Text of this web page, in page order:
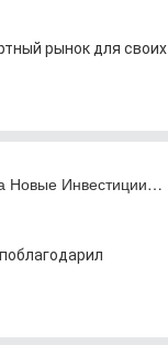
рынок для своих
Новые Инвестиции…